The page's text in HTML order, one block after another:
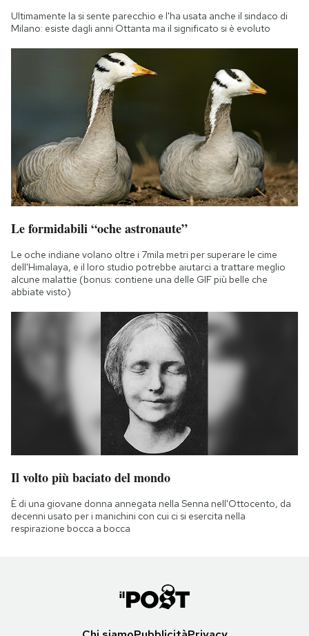
Ultimamente la si sente parecchio e l'ha usata anche il sindaco di
Milano: esiste dagli anni Ottanta ma il significato si è evoluto
Le formidabili “oche astronaute”
Le oche indiane volano oltre i 7mila metri per superare le cime
dell'Himalaya, e il loro studio potrebbe aiutarci a trattare meglio
alcune malattie (bonus: contiene una delle GIF più belle che
abbiate visto)
Il volto più baciato del mondo
È di una giovane donna annegata nella Senna nell'Ottocento, da
decenni usato per i manichini con cui ci si esercita nella
respirazione bocca a bocca